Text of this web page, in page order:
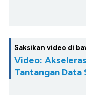
Saksikan video di
Video:
Tantangan Data